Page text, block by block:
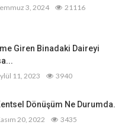
3, 2024 21116
Giren Binadaki Daireyi
11, 2023 3940
Dönüşüm Ne Durumda.
20, 2022 3435